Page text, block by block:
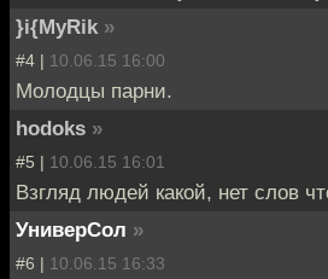
}i{MyRik »
#4 | 10.06.15 16:00
Молодцы парни.
hodoks »
#5 | 10.06.15 16:01
Взгляд людей какой, нет слов
УниверСол »
#6 | 10.06.15 16:33